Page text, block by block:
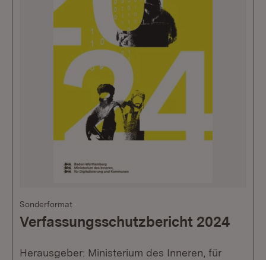
Sonderformat
Verfassungsschutzbericht 2024
Herausgeber: Ministerium des Inneren, für